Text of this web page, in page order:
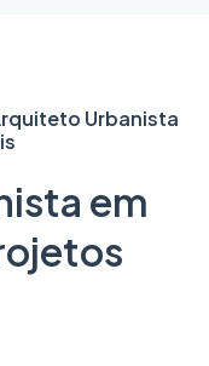
Urbanista
em